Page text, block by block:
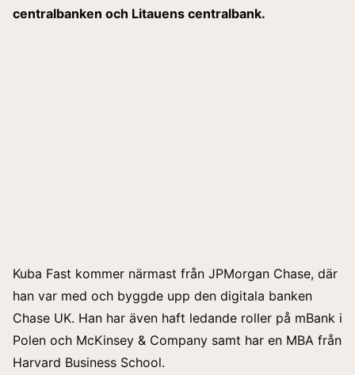
centralbanken och Litauens centralbank.
Kuba Fast kommer närmast från JPMorgan Chase, där
han var med och byggde upp den digitala banken
Chase UK. Han har även haft ledande roller på mBank i
Polen och McKinsey & Company samt har en MBA från
Harvard Business School.